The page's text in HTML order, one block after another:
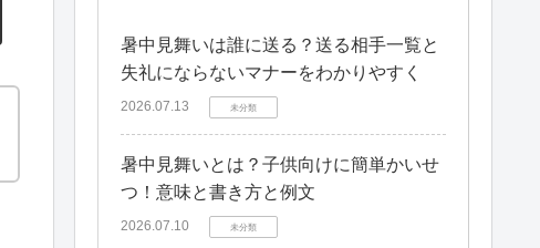
暑中見舞いは誰に送る？送る相手一覧と
失礼にならないマナーをわかりやすく
2026.07.13 未分類
暑中見舞いとは？子供向けに簡単かいせ
つ！意味と書き方と例文
2026.07.10 未分類